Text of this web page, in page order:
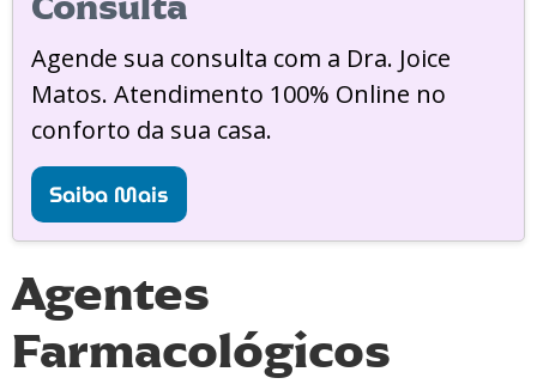
Agende sua consulta com a Dra. Joice
Matos. Atendimento 100% Online no
conforto da sua casa.
Saiba Mais
Agentes
Farmacológicos